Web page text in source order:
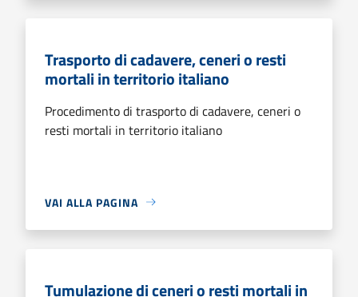
Trasporto di cadavere, ceneri o resti
mortali in territorio italiano
Procedimento di trasporto di cadavere, ceneri o
resti mortali in territorio italiano
VAI ALLA PAGINA
Tumulazione di ceneri o resti mortali in